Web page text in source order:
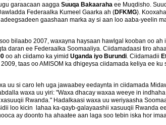
garaacaan aagga Suuqa Bakaaraha ee Muqdisho.
Federaalka Kumeel Gaarka ah (DFKMG). Kooxaha
gaashaan marka ay si aan loo aaba-yeelin
bilaabo 2007, waxayna haysaan hawlgal kooban oo ah
daran ee Federaalka Soomaaliya. Ciidamadaasi tiro
oo ah ciidamo ka yimid Uganda iyo Burundi. Ciidamadii
taas oo AMISOM ka dhigeysa ciidamada keliya ee ku
uu si caro leh uga jawaabey eedaynta in ciidamada
waxa uu yiri: "Waxa dhacay waxaa weeye in
Rwanda." Hadalkaasi waxa uu weriyaasha
loo kicin lahaa ka-qayb-galayaashii xasuuqii Rwanda
ay doonto ha ahaatee aan laga soo tebin iska hor